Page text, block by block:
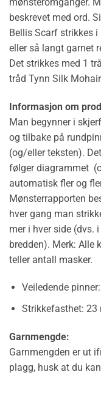
beskrevet med ord.
Bellis Scarf strikkes
eller så langt garnet
Det strikkes med 1
tråd Tynn Silk
Informasjon om
Man begynner i
og tilbake på
(og/eller teksten).
følger diagrammet
automatisk fler og
Mønsterrapporten
hver gang man
mer i hver side (dvs.
bredden). Merk: Alle
teller antall masker.
Veiledende pinner:
Strikkefasthet: 23
Garnmengde:
Garnmengden er ut
plagg, husk at du